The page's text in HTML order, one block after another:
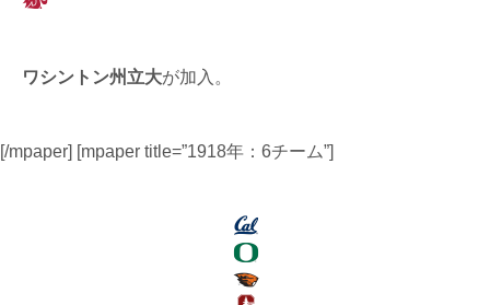
ワシントン州立大が加入。
[/mpaper] [mpaper title=”1918年：6チーム”]